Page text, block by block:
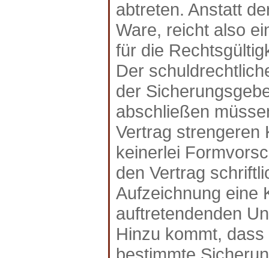
abtreten. Anstatt
Ware, reicht also
für die
Der
der
abschließen
Vertrag strengeren
keinerlei
den Vertrag
Aufzeichnung eine
auftretendenden
Hinzu kommt,